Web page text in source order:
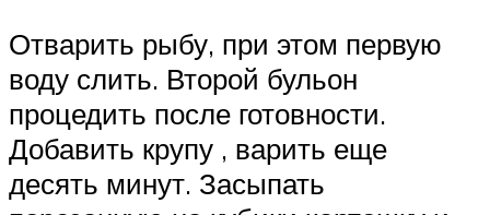
Отварить рыбу, при этом первую
воду слить. Второй бульон
процедить после готовности.
Добавить крупу , варить еще
десять минут. Засыпать